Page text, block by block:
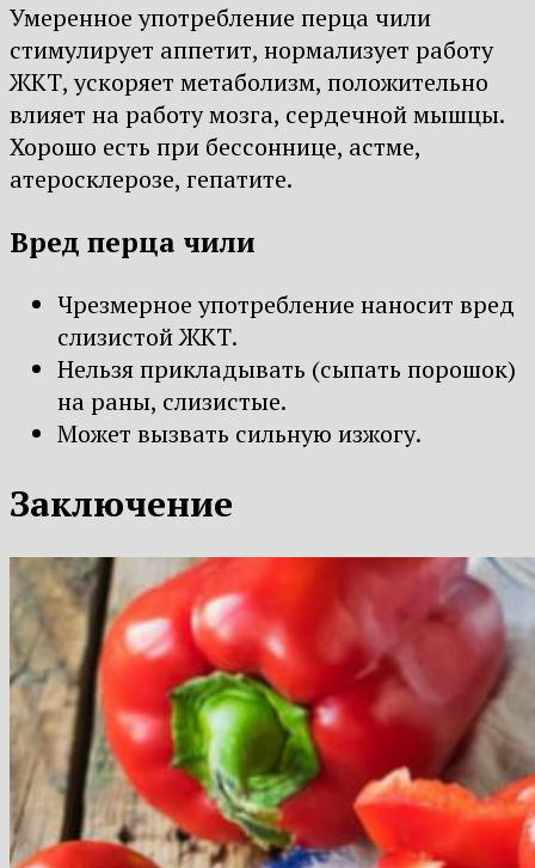
Умеренное употребление перца чили
стимулирует аппетит, нормализует работу
ЖКТ, ускоряет метаболизм, положительно
влияет на работу мозга, сердечной мышцы.
Хорошо есть при бессоннице, астме,
атеросклерозе, гепатите.
Вред перца чили
Чрезмерное употребление наносит вред
слизистой ЖКТ.
Нельзя прикладывать (сыпать порошок)
на раны, слизистые.
Может вызвать сильную изжогу.
Заключение